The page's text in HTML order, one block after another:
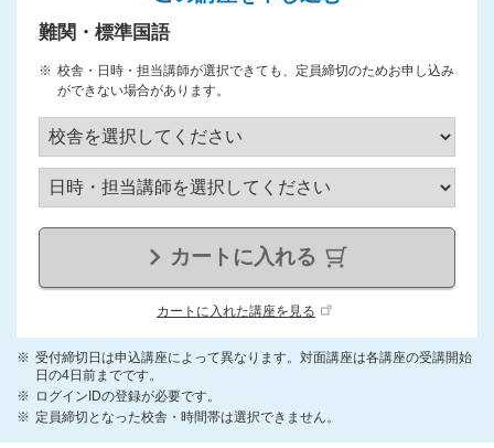
難関・標準国語
校舎・日時・担当講師が選択できても、定員締切のためお申し込み
ができない場合があります。
カートに入れる
カートに入れた講座を見る
受付締切日は申込講座によって異なります。対面講座は各講座の受講開始
日の4日前までです。
ログインIDの登録が必要です。
定員締切となった校舎・時間帯は選択できません。